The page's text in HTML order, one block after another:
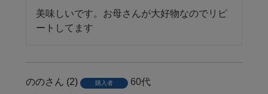
美味しいです。お母さんが大好物なのでリピ
ートしてます
のの 2 購入者 60代